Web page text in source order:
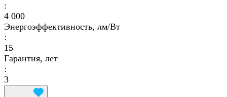
:
4 000
Энергоэффективность, лм/Вт
:
15
Гарантия, лет
:
3